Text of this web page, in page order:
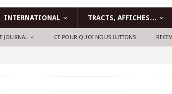
INTERNATIONAL TRACTS, AFFICHES…
JOURNAL CE POUR QUOI NOUS LUTTONS